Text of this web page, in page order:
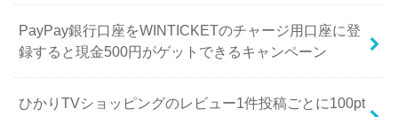
PayPay銀行口座をWINTICKETのチャージ用口座に登
録すると現金500円がゲットできるキャンペーン
ひかりTVショッピングのレビュー1件投稿ごとに100pt